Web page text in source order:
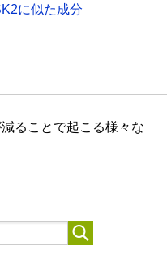
ることで起こる様々な